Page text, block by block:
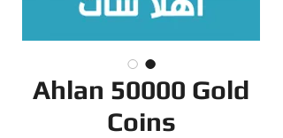
Ahlan 50000 Gold
Coins